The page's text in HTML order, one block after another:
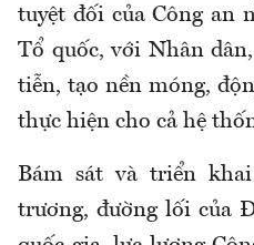
tuyệt đối của Công an
Tổ quốc, với Nhân
tiễn, tạo nền móng,
thực hiện cho cả hệ
Bám sát và triển
trương, đường lối của